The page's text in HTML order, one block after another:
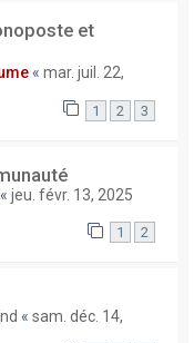
et
« mar. juil. 22,
1 2 3
« jeu. févr. 13, 2025
1 2
« sam. déc. 14,